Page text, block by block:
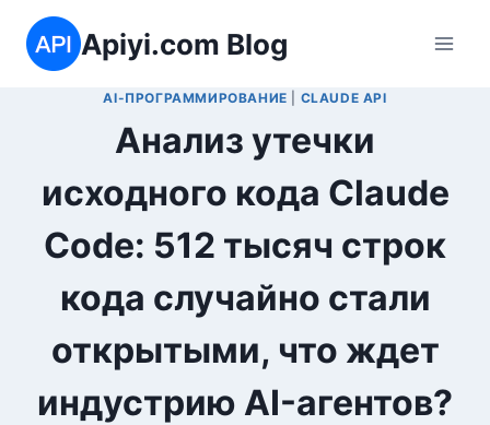
Перейти
содержимому
Apiyi.com Blog
AI-ПРОГРАММИРОВАНИЕ CLAUDE API
Анализ утечки
исходного кода Claude
Code: 512 тысяч строк
кода случайно стали
открытыми, что ждет
индустрию AI-агентов?